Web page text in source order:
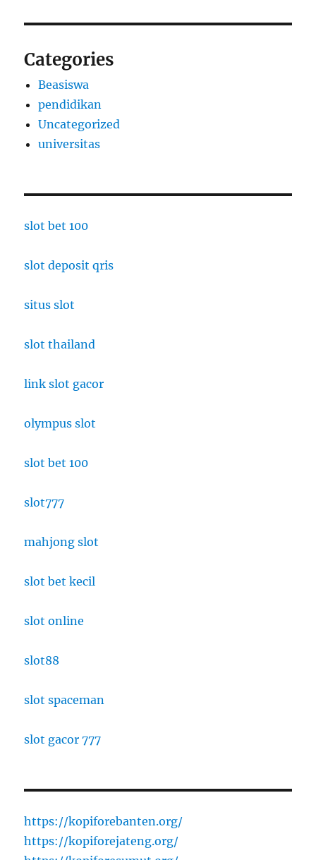
Categories
Beasiswa
pendidikan
Uncategorized
universitas
slot bet 100
slot deposit qris
situs slot
slot thailand
link slot gacor
olympus slot
slot bet 100
slot777
mahjong slot
slot bet kecil
slot online
slot88
slot spaceman
slot gacor 777
https://kopiforebanten.org/
https://kopiforejateng.org/